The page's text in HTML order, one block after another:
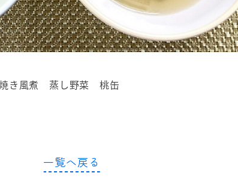
き風煮 蒸し野菜 桃缶
一覧へ戻る